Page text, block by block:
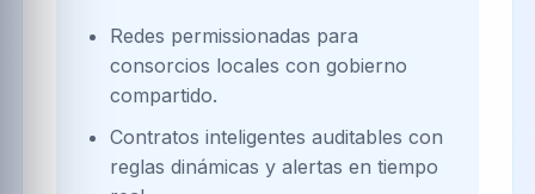
Redes permissionadas para
consorcios locales con gobierno
compartido.
Contratos inteligentes auditables con
reglas dinámicas y alertas en tiempo